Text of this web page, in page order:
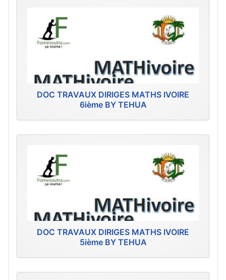
DOC TRAVAUX DIRIGES MATHS IVOIRE
6ième BY TEHUA
DOC TRAVAUX DIRIGES MATHS IVOIRE
5ième BY TEHUA